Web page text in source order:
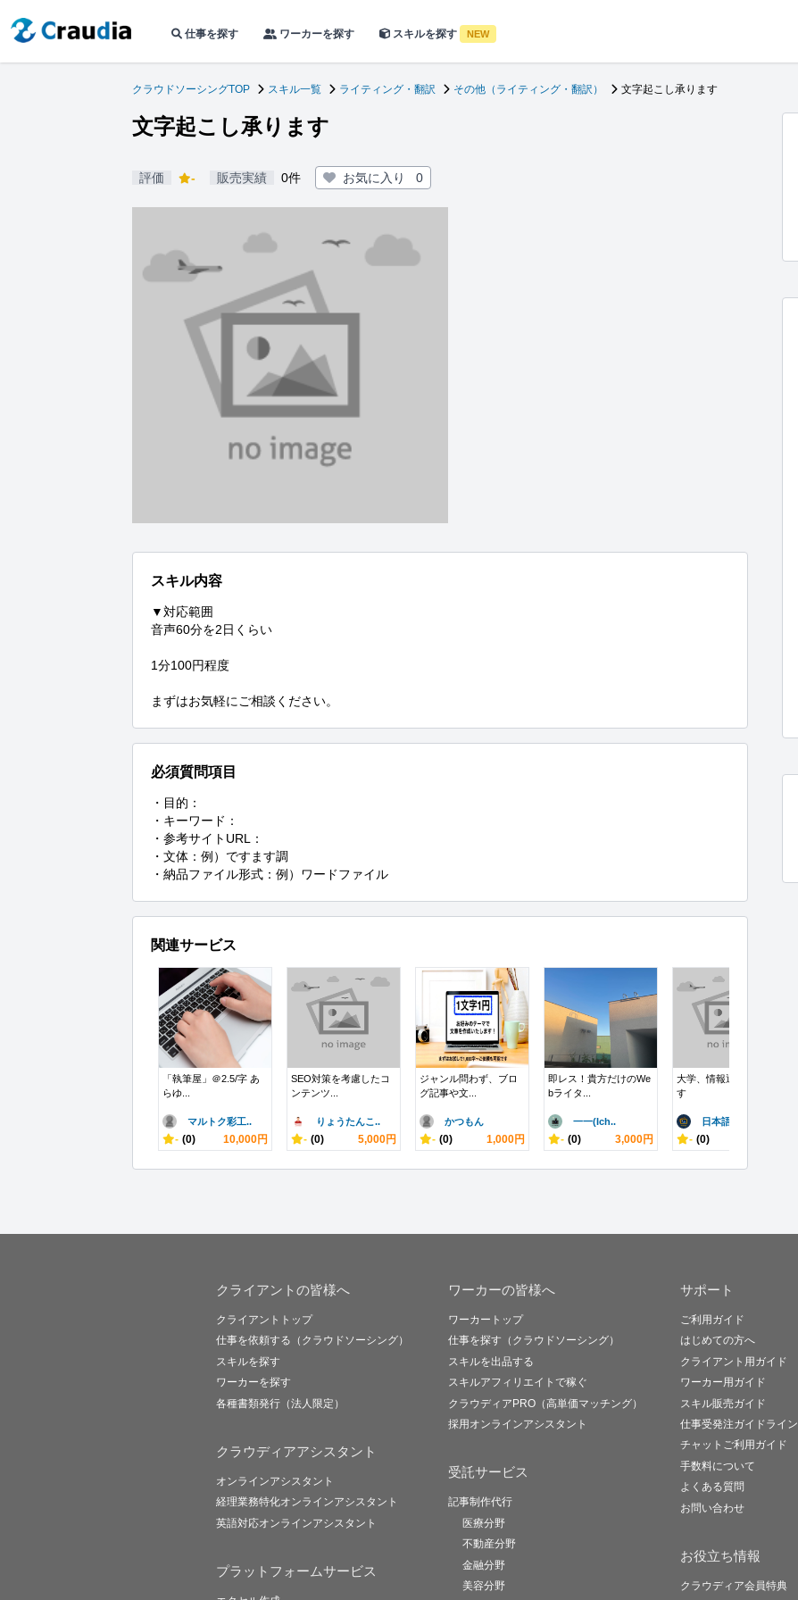
仕事を探す ワーカーを探す スキルを探す NEW
クラウドソーシングTOP スキル一覧 ライティング・翻訳 その他（ライティング・翻訳） 文字起こし承ります
文字起こし承ります
評価 - 販売実績 0件 お気に入り 0
スキル内容
▼対応範囲
音声60分を2日くらい
1分100円程度
まずはお気軽にご相談ください。
必須質問項目
・目的：
・キーワード：
・参考サイトURL：
・文体：例）ですます調
・納品ファイル形式：例）ワードファイル
関連サービス
「執筆屋」＠2.5/字 あ
らゆ...
マルトク彩工..
- (0) 10,000円
SEO対策を考慮したコ
ンテンツ...
りょうたんこ..
- (0) 5,000円
ジャンル問わず、ブロ
グ記事や文...
かつもん
- (0) 1,000円
即レス！貴方だけのWe
bライタ...
一一(Ich..
- (0) 3,000円
大学、情報通信技術ま
す
日本語英語
- (0)
クライアントの皆様へ
クライアントトップ
仕事を依頼する（クラウドソーシング）
スキルを探す
ワーカーを探す
各種書類発行（法人限定）
クラウディアアシスタント
オンラインアシスタント
経理業務特化オンラインアシスタント
英語対応オンラインアシスタント
プラットフォームサービス
ワーカーの皆様へ
ワーカートップ
仕事を探す（クラウドソーシング）
スキルを出品する
スキルアフィリエイトで稼ぐ
クラウディアPRO（高単価マッチング）
採用オンラインアシスタント
受託サービス
記事制作代行
医療分野
不動産分野
金融分野
美容分野
サポート
ご利用ガイド
はじめての方へ
クライアント用ガイド
ワーカー用ガイド
スキル販売ガイド
仕事受発注ガイドライン
チャットご利用ガイド
手数料について
よくある質問
お問い合わせ
お役立ち情報
クラウディア会員特典